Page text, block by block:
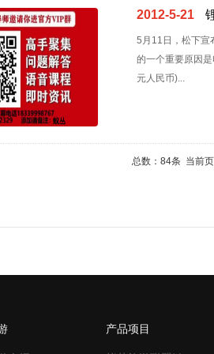
2012-5-21
5月11日，松下宣
的一个重要原因
元人民币)...
总数：84条 当前页
产品项目